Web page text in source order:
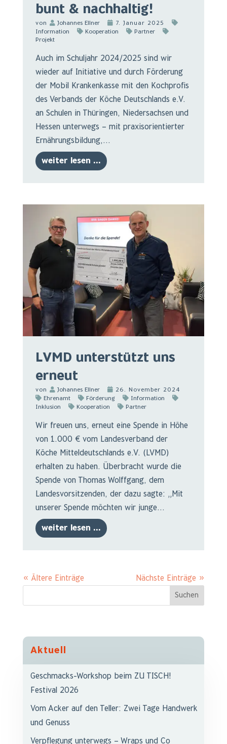
bunt & nachhaltig!
von Johannes Ellner
7. Januar 2025
Information
Kooperation
Partner
Projekt
Auch im Schuljahr 2024/2025 sind wir
wieder auf Initiative und durch Förderung
der Mobil Krankenkasse mit den Kochprofis
des Verbands der Köche Deutschlands e.V.
an Schulen in Thüringen, Niedersachsen und
Hessen unterwegs – mit praxisorientierter
Ernährungsbildung,...
weiter lesen ...
LVMD unterstützt uns
erneut
von Johannes Ellner
26. November 2024
Ehrenamt
Förderung
Information
Inklusion
Kooperation Partner
Wir freuen uns, erneut eine Spende in Höhe
von 1.000 € vom Landesverband der
Köche Mitteldeutschlands e.V. (LVMD)
erhalten zu haben. Überbracht wurde die
Spende von Thomas Wolffgang, dem
Landesvorsitzenden, der dazu sagte: „Mit
unserer Spende möchten wir junge...
weiter lesen ...
« Ältere Einträge Nächste Einträge »
Aktuell
Geschmacks-Workshop beim ZU TISCH!
Festival 2026
Vom Acker auf den Teller: Zwei Tage Handwerk
und Genuss
Verpflegung unterwegs – Wraps und Co